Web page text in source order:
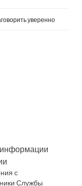
уверенно
с
Службы